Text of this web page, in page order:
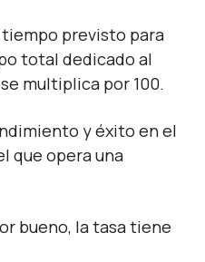
previsto para
total dedicado al
multiplica por 100.
y éxito en el
que opera una
bueno, la tasa tiene